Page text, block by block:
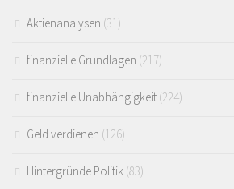
Aktienanalysen (31)
finanzielle Grundlagen (217)
finanzielle Unabhängigkeit (224)
Geld verdienen (126)
Hintergründe Politik (83)